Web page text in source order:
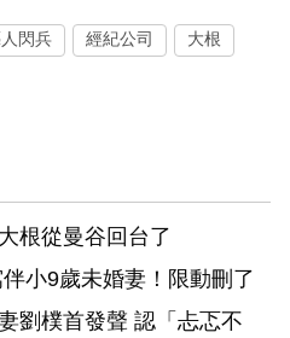
閃兵 經紀公司 大根
根從曼谷回台了
小9歲未婚妻！限動刪了
劉樸首發聲 認「忐忑不